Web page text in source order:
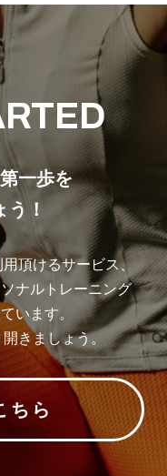
一歩を
！
頂けるサービス、
ナルトレーニング
います。
きましょう。
ちら